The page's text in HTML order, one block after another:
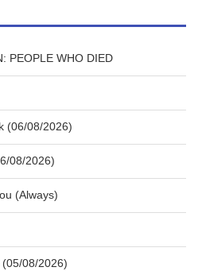
PEOPLE WHO DIED
(06/08/2026)
08/2026)
(Always)
(05/08/2026)